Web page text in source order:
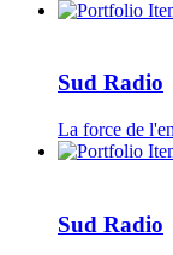
Sud Radio
La force de
Sud Radio